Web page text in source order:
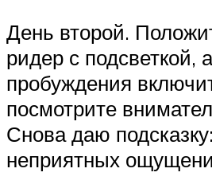
День второй.
ридер с подсветкой,
пробуждения
посмотрите
Снова даю
неприятных